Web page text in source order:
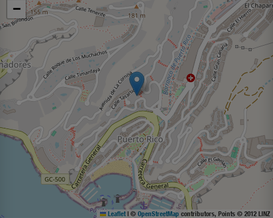
−
Leaflet | © OpenStreetMap contributors, Points © 2012 LINZ